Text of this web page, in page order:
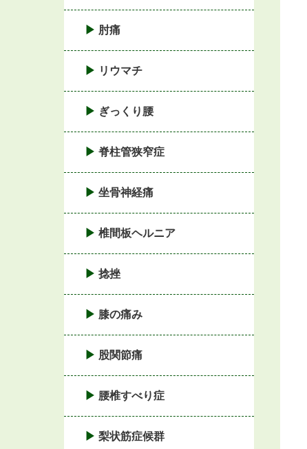
肘痛
リウマチ
ぎっくり腰
脊柱管狭窄症
坐骨神経痛
椎間板ヘルニア
捻挫
膝の痛み
股関節痛
腰椎すべり症
梨状筋症候群